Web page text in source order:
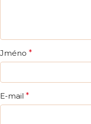
Jméno *
E-mail *